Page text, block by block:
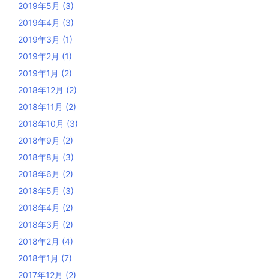
2019年5月 (3)
2019年4月 (3)
2019年3月 (1)
2019年2月 (1)
2019年1月 (2)
2018年12月 (2)
2018年11月 (2)
2018年10月 (3)
2018年9月 (2)
2018年8月 (3)
2018年6月 (2)
2018年5月 (3)
2018年4月 (2)
2018年3月 (2)
2018年2月 (4)
2018年1月 (7)
2017年12月 (2)